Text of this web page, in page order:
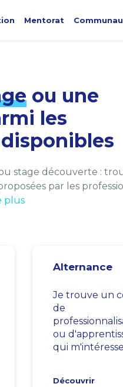
Mentorat
ou une
les
disponibles
stage découverte :
par les
plus
Alternance
Je trouve un
de
ou
qui m'intéresse
Découvrir